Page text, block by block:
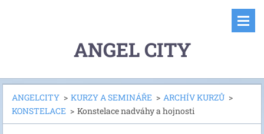
ANGEL CITY
ANGELCITY > KURZY A SEMINÁŘE > ARCHÍV KURZŮ >
KONSTELACE > Konstelace nadváhy a hojnosti